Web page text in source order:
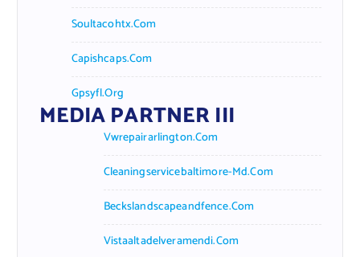
Soultacohtx.com
Capishcaps.com
Gpsyfl.org
MEDIA PARTNER III
Vwrepairarlington.com
Cleaningservicebaltimore-Md.com
Beckslandscapeandfence.com
Vistaaltadelveramendi.com